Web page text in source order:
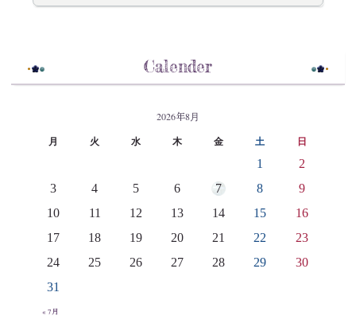
Calender
2026年8月
月 火 水 木 金 土
日
1
2
3
4 5 6 7 8
9
10
11 12 13 14 15
16
17
18 19 20 21 22
23
24
25 26 27 28 29
30
31
« 7月